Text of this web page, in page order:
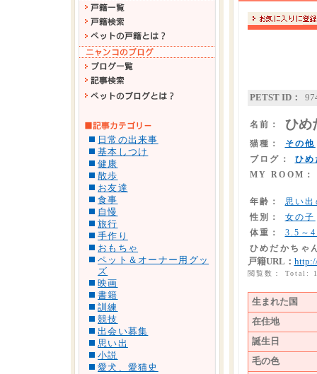
日常の出来事
基本しつけ
健康
散歩
お友達
食事
自慢
旅行
手作り
おもちゃ
ペット＆オーナー用グッ
ズ
映画
書籍
訓練
競技
出会い募集
思い出
小説
愛犬、愛猫史
PETST ID：
名前： ひめ
猫種：
その他
ブログ：
ひ
MY ROOM：
年齢：
思い
性別：
女の子
体重：
3.5～
ひめだかちゃ
戸籍URL：
閲覧数： Total:
生まれた国
在住地
誕生日
毛の色